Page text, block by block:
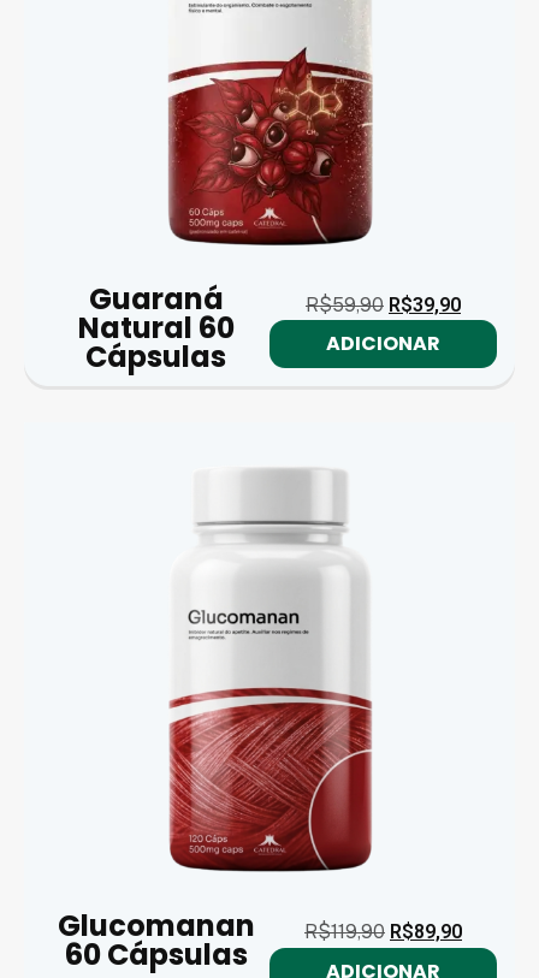
Guaraná
Natural 60
Cápsulas ADICIONAR
R$59,90 R$39,90
Glucomanan
60 Cápsulas ADICIONAR
R$119,90 R$89,90